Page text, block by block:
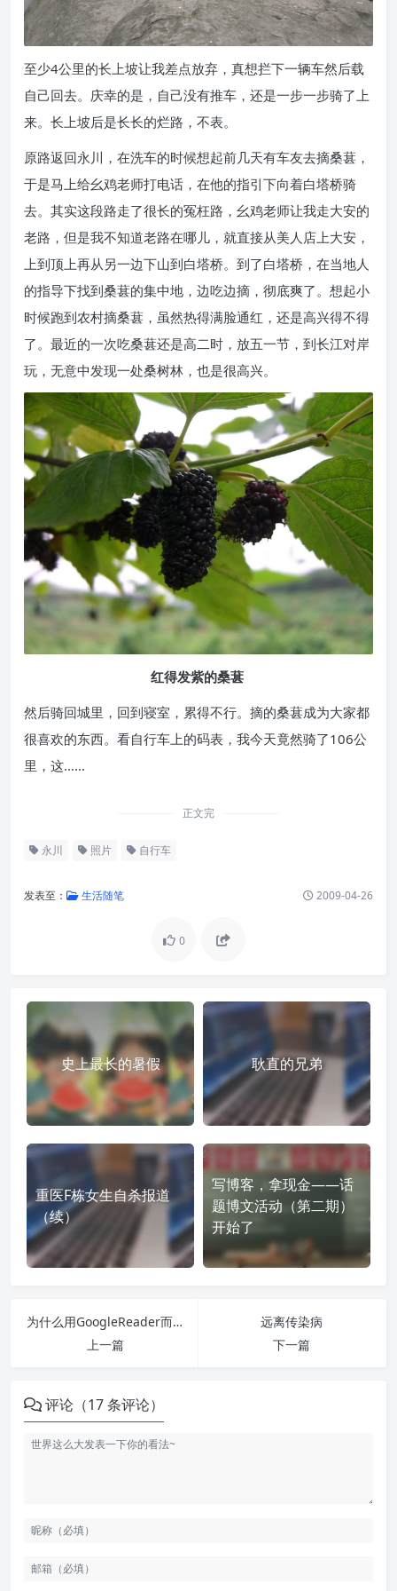
至少4公里的长上坡让我差点放弃，真想拦下一辆车然后载
自己回去。庆幸的是，自己没有推车，还是一步一步骑了上
来。长上坡后是长长的烂路，不表。
原路返回永川，在洗车的时候想起前几天有车友去摘桑葚，
于是马上给幺鸡老师打电话，在他的指引下向着白塔桥骑
去。其实这段路走了很长的冤枉路，幺鸡老师让我走大安的
老路，但是我不知道老路在哪儿，就直接从美人店上大安，
上到顶上再从另一边下山到白塔桥。到了白塔桥，在当地人
的指导下找到桑葚的集中地，边吃边摘，彻底爽了。想起小
时候跑到农村摘桑葚，虽然热得满脸通红，还是高兴得不得
了。最近的一次吃桑葚还是高二时，放五一节，到长江对岸
玩，无意中发现一处桑树林，也是很高兴。
红得发紫的桑葚
然后骑回城里，回到寝室，累得不行。摘的桑葚成为大家都
很喜欢的东西。看自行车上的码表，我今天竟然骑了106公
里，这……
正文完
永川 照片 自行车
发表至： 生活随笔 2009-04-26
0
史上最长的暑假 耿直的兄弟
重医F栋女生自杀报道
（续）
写博客，拿现金——话
题博文活动（第二期）
开始了
为什么用GoogleReader而不用鲜果抓虾
上一篇
远离传染病
下一篇
评论（17 条评论）